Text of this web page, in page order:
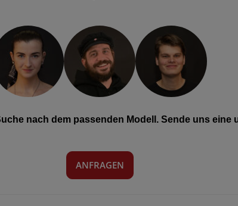
nach dem passenden Modell. Sende uns
ANFRAGEN